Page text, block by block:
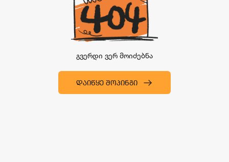
გვერდი ვერ მოიძებნა
ᲓᲐᲘᲬᲧᲔ ᲨᲝᲞᲘᲜᲒᲘ